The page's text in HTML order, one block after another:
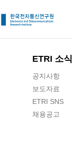
ETRI 소식
공지사항
보도자료
ETRI SNS
채용공고